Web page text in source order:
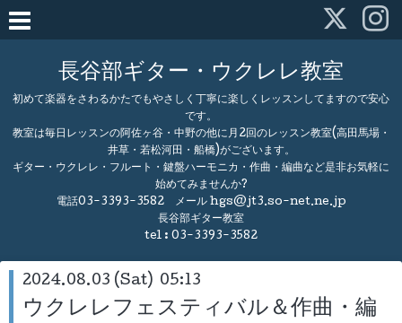
長谷部ギター・ウクレレ教室
初めて楽器をさわるかたでもやさしく丁寧に楽しくレッスンしてますので安心
です。
教室は毎日レッスンの阿佐ヶ谷・中野の他に月2回のレッスン教室(高田馬場・
井草・若松河田・船橋)がございます。
ギター・ウクレレ・フルート・鍵盤ハーモニカ・作曲・編曲など是非お気軽に
始めてみませんか?
電話03-3393-3582 メール hgs@jt3.so-net.ne.jp
長谷部ギター教室
tel : 03-3393-3582
2024.08.03 (Sat) 05:13
ウクレレフェスティバル＆作曲・編